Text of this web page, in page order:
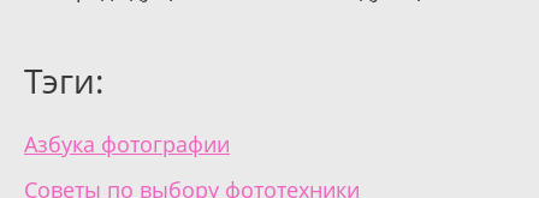
Тэги:
Азбука фотографии
Советы по выбору фототехники